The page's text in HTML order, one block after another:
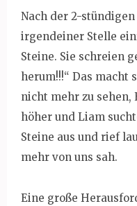
Nach der 2-
irgendeiner Stelle
Steine. Sie schreien
herum!!!“ Das macht
nicht mehr zu
höher und Liam
Steine aus und rief
mehr von uns sah.
Eine große